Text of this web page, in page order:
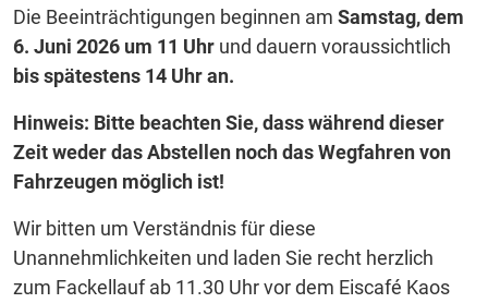
Die Beeinträchtigungen beginnen am Samstag, dem
6. Juni 2026 um 11 Uhr und dauern voraussichtlich
bis spätestens 14 Uhr an.
Hinweis: Bitte beachten Sie, dass während dieser
Zeit weder das Abstellen noch das Wegfahren von
Fahrzeugen möglich ist!
Wir bitten um Verständnis für diese
Unannehmlichkeiten und laden Sie recht herzlich
zum Fackellauf ab 11.30 Uhr vor dem Eiscafé Kaos